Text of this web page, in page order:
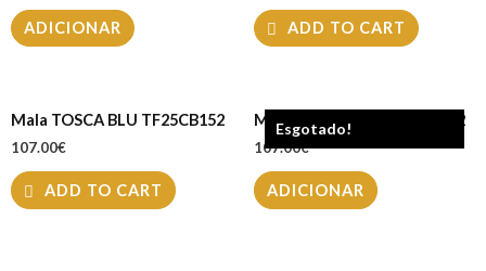
ADICIONAR ADD TO CART
Mala TOSCA BLU TF25CB152
107.00€
ADD TO CART
Esgotado!
Mala TOSCA BLU TF25SB292
107.00€
ADICIONAR